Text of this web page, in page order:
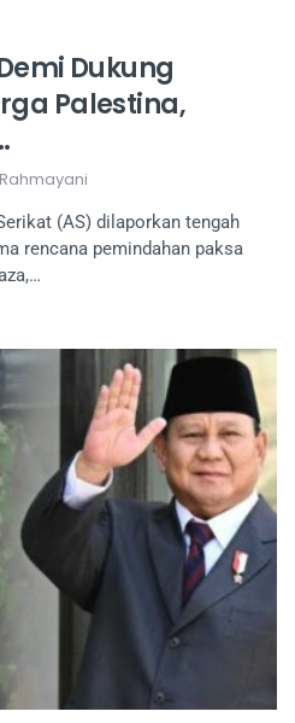
Dukung
Palestina,
(AS) dilaporkan tengah
rencana pemindahan paksa